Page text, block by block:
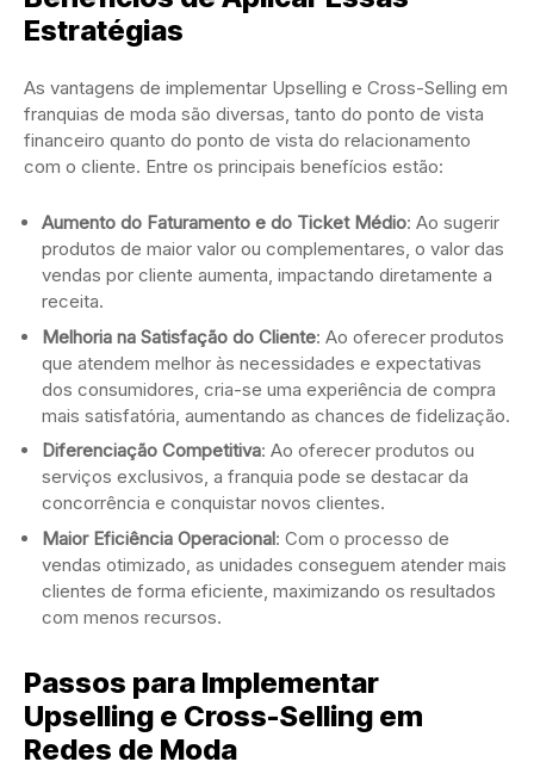
Estratégias
As vantagens de implementar Upselling e Cross-Selling em
franquias de moda são diversas, tanto do ponto de vista
financeiro quanto do ponto de vista do relacionamento
com o cliente. Entre os principais benefícios estão:
Aumento do Faturamento e do Ticket Médio: Ao sugerir
produtos de maior valor ou complementares, o valor das
vendas por cliente aumenta, impactando diretamente a
receita.
Melhoria na Satisfação do Cliente: Ao oferecer produtos
que atendem melhor às necessidades e expectativas
dos consumidores, cria-se uma experiência de compra
mais satisfatória, aumentando as chances de fidelização.
Diferenciação Competitiva: Ao oferecer produtos ou
serviços exclusivos, a franquia pode se destacar da
concorrência e conquistar novos clientes.
Maior Eficiência Operacional: Com o processo de
vendas otimizado, as unidades conseguem atender mais
clientes de forma eficiente, maximizando os resultados
com menos recursos.
Passos para Implementar
Upselling e Cross-Selling em
Redes de Moda